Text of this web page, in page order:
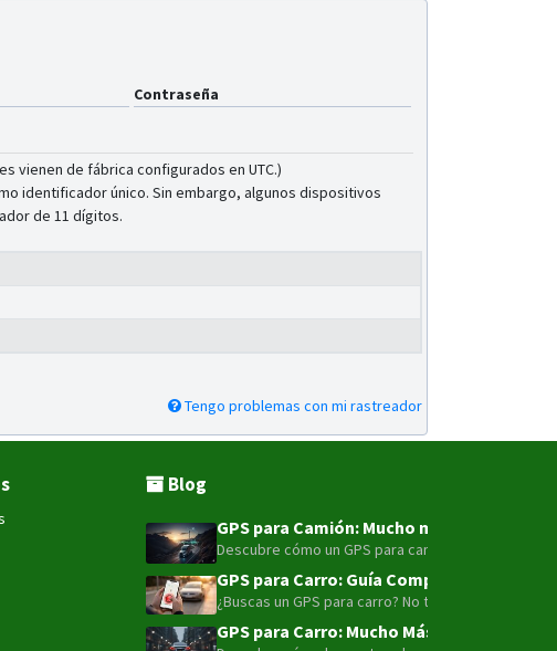
Contraseña
vienen de fábrica configurados en UTC.)
identificador único. Sin embargo, algunos dispositivos
de 11 dígitos.
Tengo problemas con mi rastreador
Blog
GPS para Camión: Mucho más que un
Descubre cómo un GPS para camión con
GPS para Carro: Guía Completa para la
¿Buscas un GPS para carro? No te conformes
GPS para Carro: Mucho Más que Solo